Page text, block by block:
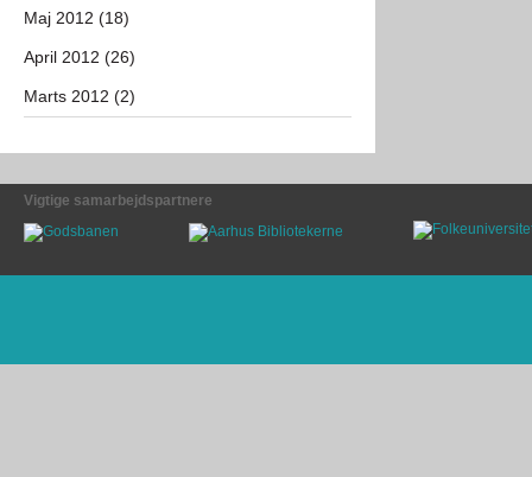
Maj 2012 (18)
April 2012 (26)
Marts 2012 (2)
Vigtige samarbejdspartnere